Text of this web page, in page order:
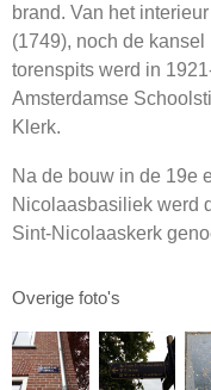
brand. Van het
(1749), noch de
torenspits werd in
Amsterdamse
Klerk.
Na de bouw in de 19e
Nicolaasbasiliek werd
Sint-Nicolaaskerk
Overige foto's